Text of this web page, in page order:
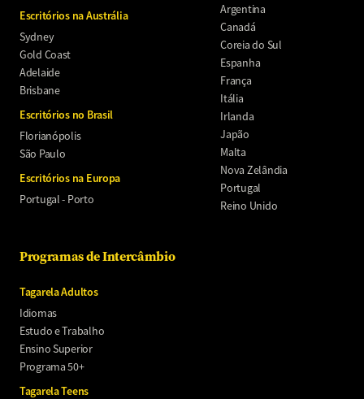
Escritórios na Austrália
Sydney
Gold Coast
Adelaide
Brisbane
Escritórios no Brasil
Florianópolis
São Paulo
Escritórios na Europa
Portugal - Porto
Argentina
Canadá
Coreia do Sul
Espanha
França
Itália
Irlanda
Japão
Malta
Nova Zelândia
Portugal
Reino Unido
Programas de Intercâmbio
Tagarela Adultos
Idiomas
Estudo e Trabalho
Ensino Superior
Programa 50+
Tagarela Teens